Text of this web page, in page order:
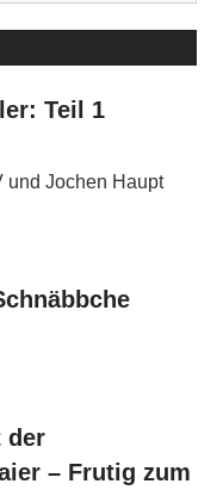
Teil 1
und Jochen Haupt
der
– Frutig zum